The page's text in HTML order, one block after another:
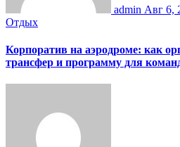
admin Авг 6,
Отдых
Корпоратив на аэродроме: как
трансфер и программу для